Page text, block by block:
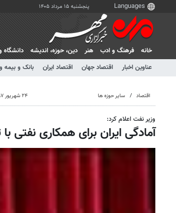
پنجشنبه ۱۵ مرداد ۱۴۰۵
خانه فرهنگ و ادب هنر دين، حوزه، انديشه دانشگاه
عناوین اخبار
اقتصاد جهان اقتصاد ایران بانک و بیمه
اقتصاد سایر حوزه ها ۲۴ شهریور ۱۳۸۷، ۱۱:۱۰
وزیر نفت اعلام کرد:
آمادگی ایران برای همکاری نفتی